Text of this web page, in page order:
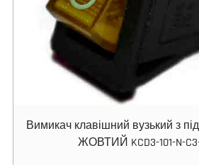
Вимикач клавішний вузький з
ЖОВТИЙ KCD3-101-N-